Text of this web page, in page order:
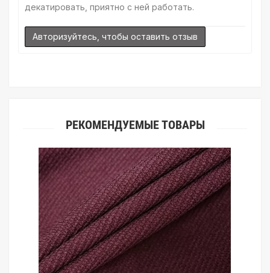
декатировать, приятно с ней работать.
Авторизуйтесь, чтобы оставить отзыв
РЕКОМЕНДУЕМЫЕ ТОВАРЫ